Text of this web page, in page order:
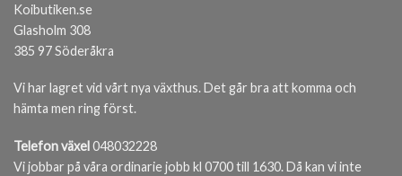
Koibutiken.se
Glasholm 308
385 97 Söderåkra
Vi har lagret vid vårt nya växthus. Det går bra att komma och
hämta men ring först.
Telefon växel048032228
Vi jobbar på våra ordinarie jobb kl 0700 till 1630. Då kan vi inte